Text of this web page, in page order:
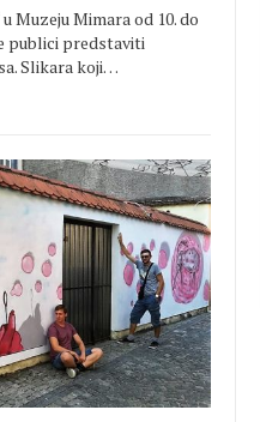
Muzeju Mimara od 10. do
publici predstaviti
Slikara koji…